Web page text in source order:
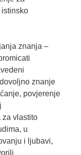
znanja –
znanje
povjerenje
za vlastito
u
i ljubavi,